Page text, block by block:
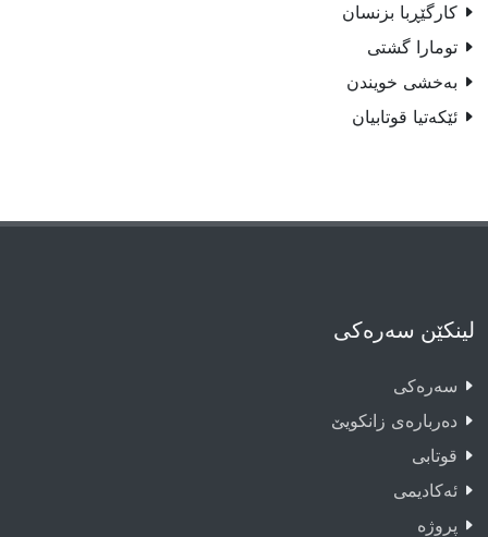
کارگێڕبا بزنسان
تومارا گشتى
بەخشى خویندن
ئێکەتیا قوتابیان
لینکێن سەرەکی
سەرەکى
دەربارەى زانکویێ
قوتابى
ئەکادیمى
پروژە